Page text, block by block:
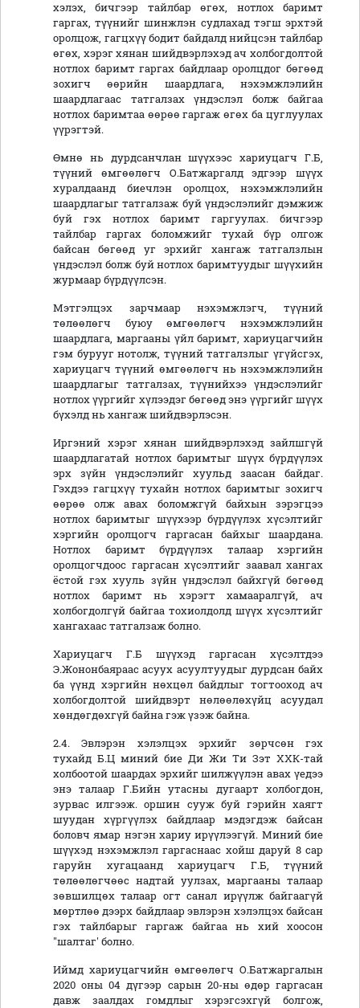
хэлэх, бичгээр тайлбар өгөх, нотлох баримт
гаргах, түүнийг шинжлэн судлахад тэгш эрхтэй
оролцож, гагцхүү бодит байдалд нийцсэн тайлбар
өгөх, хэрэг хянан шийдвэрлэхэд ач холбогдолтой
нотлох баримт гаргах байдлаар оролцдог бөгөөд
зохигч өөрийн шаардлага, нэхэмжлэлийн
шаардлагаас татгалзах үндэслэл болж байгаа
нотлох баримтаа өөрөө гаргаж өгөх ба цуглуулах
үүрэгтэй.
Өмнө нь дурдсанчлан шүүхээс хариуцагч Г.Б,
түүний өмгөөлөгч О.Батжаргалд эдгээр шүүх
хуралдаанд биечлэн оролцох, нэхэмжлэлийн
шаардлагыг татгалзаж буй үндэслэлийг дэмжиж
буй гэх нотлох баримт гаргуулах. бичгээр
тайлбар гаргах боломжийг тухай бүр олгож
байсан бөгөөд уг эрхийг хангаж татгалзлын
үндэслэл болж буй нотлох баримтуудыг шүүхийн
журмаар бүрдүүлсэн.
Мэтгэлцэх зарчмаар нэхэмжлэгч, түүний
төлөөлөгч буюу өмгөөлөгч нэхэмжлэлийн
шаардлага, маргааны үйл баримт, хариуцагчийн
гэм бурууг нотолж, түүний татгалзлыг үгүйсгэх,
хариуцагч түүний өмгөөлөгч нь нэхэмжлэлийн
шаардлагыг татгалзах, түүнийхээ үндэслэлийг
нотлох үүргийг хүлээдэг бөгөөд энэ үүргийг шүүх
бүхэлд нь хангаж шийдвэрлэсэн.
Иргэний хэрэг хянан шийдвэрлэхэд зайлшгүй
шаардлагатай нотлох баримтыг шүүх бүрдүүлэх
эрх зүйн үндэслэлийг хуульд заасан байдаг.
Гэхдээ гагцхүү тухайн нотлох баримтыг зохигч
өөрөө олж авах боломжгүй байхын зэрэгцээ
нотлох баримтыг шүүхээр бүрдүүлэх хүсэлтийг
хэргийн оролцогч гаргасан байхыг шаардана.
Нотлох баримт бүрдүүлэх талаар хэргийн
оролцогчдоос гаргасан хүсэлтийг заавал хангах
ёстой гэх хууль зүйн үндэслэл байхгүй бөгөөд
нотлох баримт нь хэрэгт хамааралгүй, ач
холбогдолгүй байгаа тохиолдолд шүүх хүсэлтийг
хангахаас татгалзаж болно.
Хариуцагч Г.Б шүүхэд гаргасан хүсэлтдээ
Э.Жононбаяраас асуух асуултуудыг дурдсан байх
ба үүнд хэргийн нөхцөл байдлыг тогтооход ач
холбогдолтой шийдвэрт нөлөөлөхүйц асуудал
хөндөгдөхгүй байна гэж үзэж байна.
2.4. Эвлэрэн хэлэлцэх эрхийг зөрчсөн гэх
тухайд Б.Ц миний бие Ди Жи Ти Зэт ХХК-тай
холбоотой шаардах эрхийг шилжүүлэн авах үедээ
энэ талаар Г.Бийн утасны дугаарт холбогдон,
зурвас илгээж. оршин сууж буй гэрийн хаягт
шуудан хүргүүлэх байдлаар мэдэгдэж байсан
боловч ямар нэгэн хариу ирүүлээгүй. Миний бие
шүүхэд нэхэмжлэл гаргаснаас хойш даруй 8 сар
гаруйн хугацаанд хариуцагч Г.Б, түүний
төлөөлөгчөөс надтай уулзах, маргааны талаар
зөвшилцөх талаар огт санал ирүүлж байгаагүй
мөртлөө дээрх байдлаар эвлэрэн хэлэлцэх байсан
гэх тайлбарыг гаргаж байгаа нь хий хоосон
"шалтаг' болно.
Иймд хариуцагчийн өмгөөлөгч О.Батжаргалын
2020 оны 04 дүгээр сарын 20-ны өдөр гаргасан
давж заалдах гомдлыг хэрэгсэхгүй болгож,